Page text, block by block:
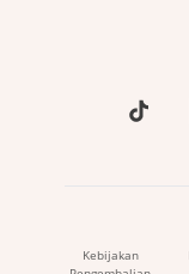
Kebijakan